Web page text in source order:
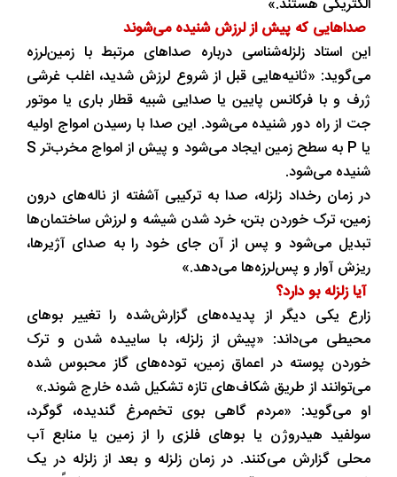
الکتریکی هستند.»
صداهایی که پیش از لرزش شنیده می‌شوند
این استاد زلزله‌شناسی درباره صداهای مرتبط با زمین‌لرزه
می‌گوید: «ثانیه‌هایی قبل از شروع لرزش شدید، اغلب غرشی
ژرف و با فرکانس پایین یا صدایی شبیه قطار باری یا موتور
جت از راه دور شنیده می‌شود. این صدا با رسیدن امواج اولیه
یا P به سطح زمین ایجاد می‌شود و پیش از امواج مخرب‌تر S
شنیده می‌شود.
در زمان رخداد زلزله، صدا به ترکیبی آشفته از ناله‌های درون
زمین، ترک خوردن بتن، خرد شدن شیشه و لرزش ساختمان‌ها
تبدیل می‌شود و پس از آن جای خود را به صدای آژیرها،
ریزش آوار و پس‌لرزه‌ها می‌دهد.»
آیا زلزله بو دارد؟
زارع یکی دیگر از پدیده‌های گزارش‌شده را تغییر بوهای
محیطی می‌داند: «پیش از زلزله، با ساییده شدن و ترک
خوردن پوسته در اعماق زمین، توده‌های گاز محبوس شده
می‌توانند از طریق شکاف‌های تازه تشکیل شده خارج شوند.»
او می‌گوید: «مردم گاهی بوی تخم‌مرغ گندیده، گوگرد،
سولفید هیدروژن یا بوهای فلزی را از زمین یا منابع آب
محلی گزارش می‌کنند. در زمان زلزله و بعد از زلزله در یک